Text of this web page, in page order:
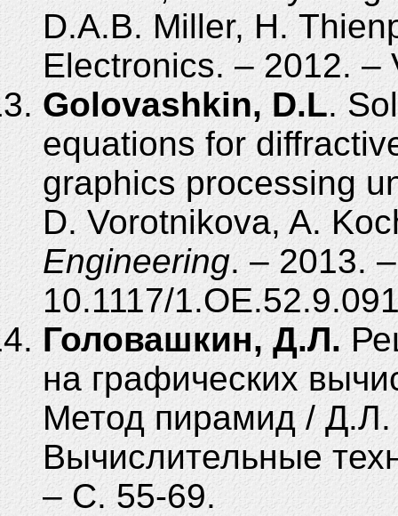
D.A.B. Miller, H.
Electronics. – 2012. –
Golovashkin, D.L.
equations for
graphics processing
D. Vorotnikova, A.
Engineering. – 2013.
10.1117/
Головашкин, Д.Л.
на графических
Метод пирамид /
Вычислительные
– C. 55-69.